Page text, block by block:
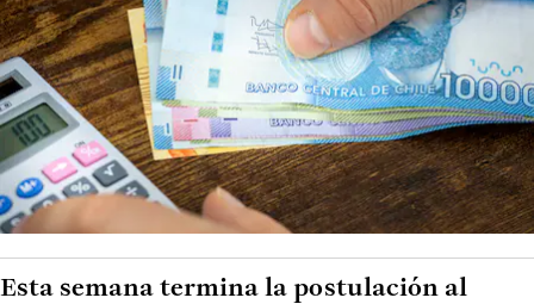
Esta semana termina la postulación al